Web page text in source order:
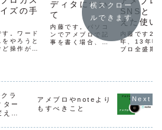
ズの手
す。ワード
をやろうと
ど操作が難
。何を使う
も、続けら
が重要で
から、ワー
ディタについ
て
内藤です。パソコ
ンでアメブロで記
事を書く場合、
ね。アメブロの基
エディタ（標
準）」「タグ編集
エディタ」が選べ
ィタ最新版エディ
SNSと
えた使い
内藤です
年、13年頃
ブロ全盛期
なる前で、
ロユーザー
ったからで
横スクロー
ルできます
ラ
ター
る
アメブロやnoteより
もすべきこと